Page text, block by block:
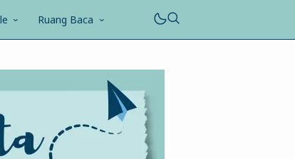
Ruang Baca